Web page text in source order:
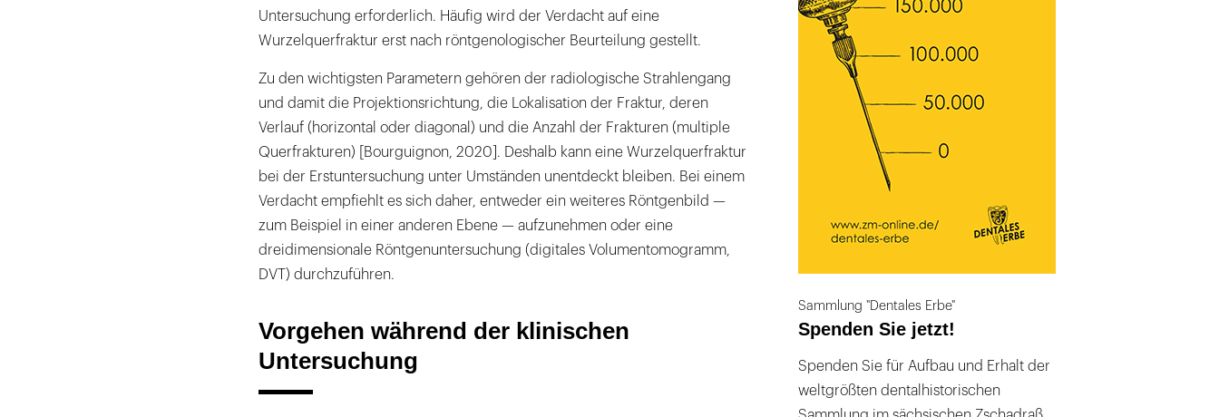
Untersuchung erforderlich. Häufig wird der Verdacht auf eine
Wurzelquerfraktur erst nach röntgenologischer Beurteilung gestellt.
Zu den wichtigsten Parametern ge­hören der radiologische Strahlengang
und damit die Projektionsrichtung, die Lokalisation der Fraktur, deren
Verlauf (horizontal oder diagonal) und die Anzahl der Frakturen (multiple
Querfrakturen) [Bourguignon, 2020]. Deshalb kann eine Wurzelquerfraktur
bei der Erstuntersuchung unter Umständen unentdeckt bleiben. Bei einem
Verdacht empfiehlt es sich daher, entweder ein weiteres Röntgenbild —
zum Beispiel in einer anderen Ebene — aufzunehmen oder eine
dreidimensionale Röntgenuntersuchung (digitales Volumentomogramm,
DVT) durchzuführen.
Vorgehen während der klinischen
Untersuchung
Sammlung "Dentales Erbe"
Spenden Sie jetzt!
Spenden Sie für Aufbau und Erhalt der
weltgrößten dentalhistorischen